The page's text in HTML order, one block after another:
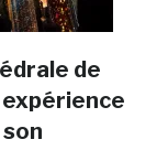
de
expérience